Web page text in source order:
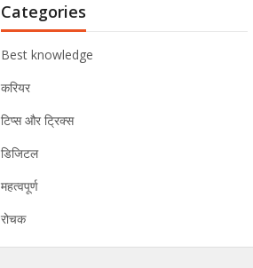
Categories
Best knowledge
करियर
टिप्स और ट्रिक्स
डिजिटल
महत्वपूर्ण
रोचक